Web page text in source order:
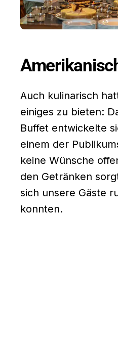
Auch kulinarisch
einiges zu bieten:
Buffet entwickelte
einem der
keine Wünsche
den Getränken
sich unsere Gäste
konnten.